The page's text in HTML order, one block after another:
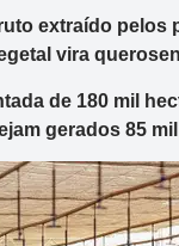
extraído
vira
de 180 mil
gerados 85